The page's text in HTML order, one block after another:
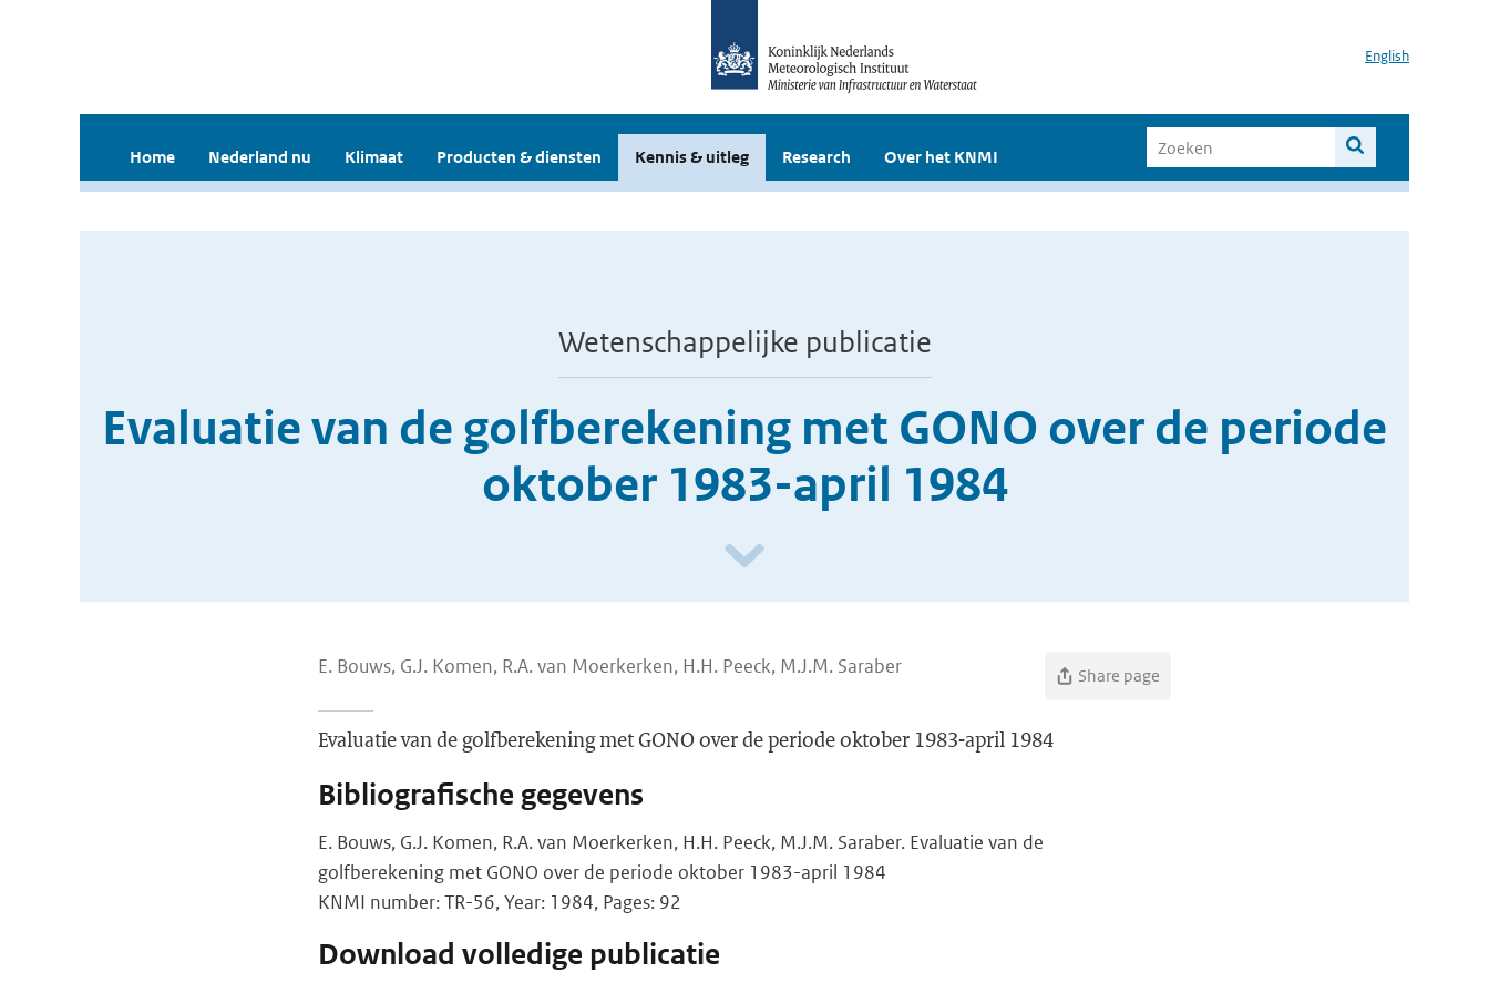
English
Home Nederland nu Klimaat Producten & diensten Kennis & uitleg Research Over het KNMI
Wetenschappelijke publicatie
Evaluatie van de golfberekening met GONO over de periode
oktober 1983-april 1984
E. Bouws, G.J. Komen, R.A. van Moerkerken, H.H. Peeck, M.J.M. Saraber Share page
Evaluatie van de golfberekening met GONO over de periode oktober 1983-april 1984
Bibliografische gegevens
E. Bouws, G.J. Komen, R.A. van Moerkerken, H.H. Peeck, M.J.M. Saraber. Evaluatie van de
golfberekening met GONO over de periode oktober 1983-april 1984
KNMI number: TR-56, Year: 1984, Pages: 92
Download volledige publicatie